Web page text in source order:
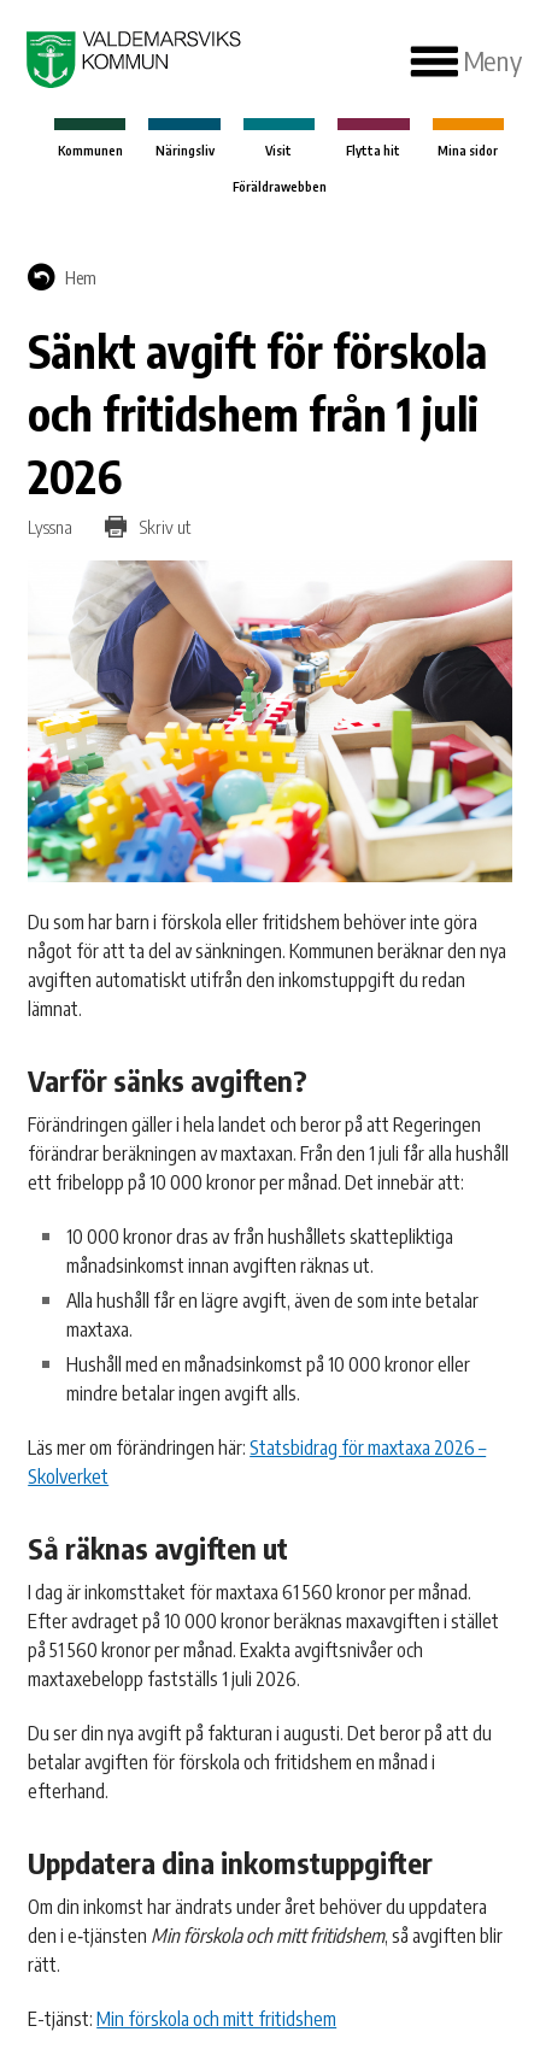
Meny
Kommunen Näringsliv Visit Flytta hit Mina sidor
Föräldrawebben
Hem
Sänkt avgift för förskola
och fritidshem från 1 juli
2026
Lyssna Skriv ut
Du som har barn i förskola eller fritidshem behöver inte göra
något för att ta del av sänkningen. Kommunen beräknar den nya
avgiften automatiskt utifrån den inkomstuppgift du redan
lämnat.
Varför sänks avgiften?
Förändringen gäller i hela landet och beror på att Regeringen
förändrar beräkningen av maxtaxan. Från den 1 juli får alla hushåll
ett fribelopp på 10 000 kronor per månad. Det innebär att:
10 000 kronor dras av från hushållets skattepliktiga
månadsinkomst innan avgiften räknas ut.
Alla hushåll får en lägre avgift, även de som inte betalar
maxtaxa.
Hushåll med en månadsinkomst på 10 000 kronor eller
mindre betalar ingen avgift alls.
Läs mer om förändringen här:Statsbidrag för maxtaxa 2026 –
Skolverket
Så räknas avgiften ut
I dag är inkomsttaket för maxtaxa 61 560 kronor per månad.
Efter avdraget på 10 000 kronor beräknas maxavgiften i stället
på 51 560 kronor per månad. Exakta avgiftsnivåer och
maxtaxebelopp fastställs 1 juli 2026.
Du ser din nya avgift på fakturan i augusti. Det beror på att du
betalar avgiften för förskola och fritidshem en månad i
efterhand.
Uppdatera dina inkomstuppgifter
Om din inkomst har ändrats under året behöver du uppdatera
den i e‑tjänsten Min förskola och mitt fritidshem, så avgiften blir
rätt.
E-tjänst:Min förskola och mitt fritidshem